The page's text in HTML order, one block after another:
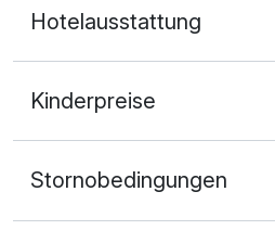
Hotelausstattung
Kinderpreise
Stornobedingungen